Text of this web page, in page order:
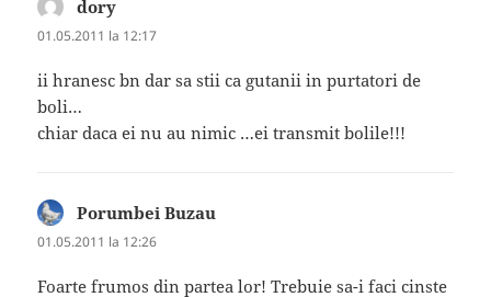
dory
01.05.2011 la 12:17
ii hranesc bn dar sa stii ca gutanii in purtatori de
boli…
chiar daca ei nu au nimic …ei transmit bolile!!!
Porumbei Buzau
01.05.2011 la 12:26
Foarte frumos din partea lor! Trebuie sa-i faci cinste